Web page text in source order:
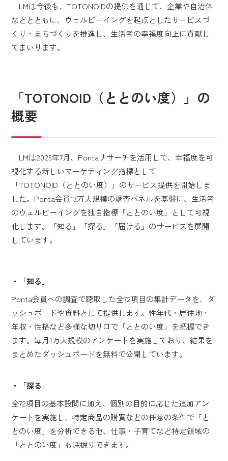
LMは今後も、TOTONOIDの提供を通じて、企業や自治体
などとともに、ウェルビーイングを起点としたサービスづ
くり・まちづくりを推進し、生活者の幸福度向上に貢献し
てまいります。
「TOTONOID（ととのい度）」の
概要
LMは2025年7月、Pontaリサーチを活用して、幸福度を可
視化する新しいマーケティング指標として
「TOTONOID（ととのい度）」のサービス提供を開始しま
した。Ponta会員13万人規模の調査パネルを基盤に、生活者
のウェルビーイングを独自指標「ととのい度」として可視
化します。「知る」「探る」「届ける」のサービスを展開
しています。
・「知る」
Ponta会員への調査で聴取した全72項目の集計データを、ダ
ッシュボードや資料として提供します。性年代・居住地・
年収・性格など多様な切り口で「ととのい度」を把握でき
ます。毎月1万人規模のアンケートを実施しており、結果を
まとめたダッシュボードを無料で公開しています。
・「探る」
全72項目の基本設問に加え、個別の目的に応じた追加アン
ケートを実施し、特定商品の購買などの任意の条件で「と
とのい度」を分析できる他、仕事・子育てなど特定領域の
「ととのい度」も深掘りできます。